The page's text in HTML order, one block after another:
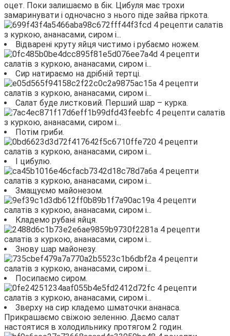
оцет. Поки залишаємо в бік. Цибуля має трохи
замаринувати і одночасно з нього піде зайва гіркота.
Відварені круту яйця чистимо і рубаємо ножем.
Сир натираємо на дрібній тертці.
Салат буде листковий. Перший шар – курка.
Потім гриби.
І цибулю.
Змащуємо майонезом.
Кладемо рубані яйця.
Знову шар майонезу.
Посипаємо сиром.
Зверху на сир кладемо шматочки ананаса.
Прикрашаємо свіжою зеленню. Даємо салат
настоятися в холодильнику протягом 2 годин.